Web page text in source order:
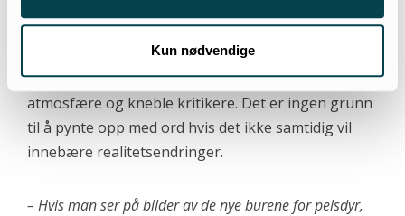
Kun nødvendige
– Nei, da risikerer det å bare bli et spill med ord og
en uthuling av ordene. Det blir igjen en form for
manipulering, ordbruk som skal skape en vennlig
atmosfære og kneble kritikere. Det er ingen grunn
til å pynte opp med ord hvis det ikke samtidig vil
innebære realitetsendringer.
– Hvis man ser på bilder av de nye burene for pelsdyr,